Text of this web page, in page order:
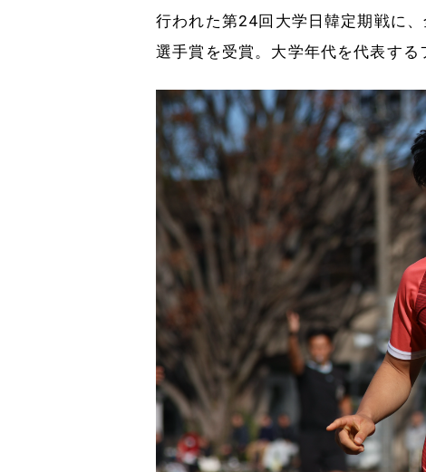
行われた第24回大学日韓定期戦に
選手賞を受賞。大学年代を代表する